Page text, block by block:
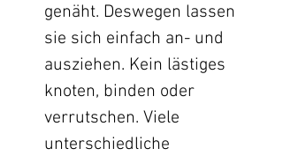
genäht. Deswegen lassen
sie sich einfach an- und
ausziehen. Kein lästiges
knoten, binden oder
verrutschen. Viele
unterschiedliche